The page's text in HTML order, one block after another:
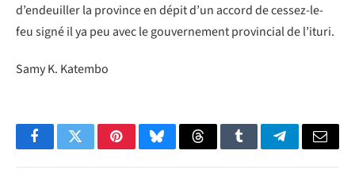
d’endeuiller la province en dépit d’un accord de cessez-le-
feu signé il ya peu avec le gouvernement provincial de l’ituri.
Samy K. Katembo
FacebookTwitterPinterestBlueskyThreadsTumblrTelegramEmail